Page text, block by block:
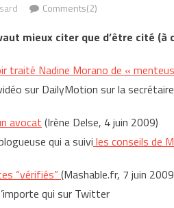
Comments(2)
mieux citer que d’être cité (à
traité Nadine Morano de «
sur DailyMotion sur la
avocat (Irène Delse, 4 juin 2009)
qui a suivi les conseils de
“vérifiés”(Mashable.fr, 7 juin
qui sur Twitter